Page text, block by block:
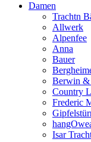
Damen
Trachtn
Allwerk
Alpenfee
Anna
Bauer
Berwin
Country
Frederic
Isar